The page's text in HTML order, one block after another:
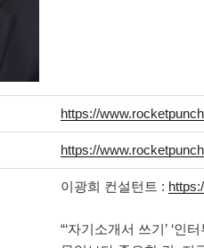
https://
https://
이광희 컨설턴트 :
“‘자기소개서 쓰기’ ‘인